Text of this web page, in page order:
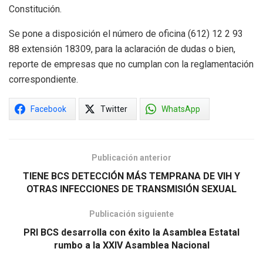
Constitución.
Se pone a disposición el número de oficina (612) 12 2 93
88 extensión 18309, para la aclaración de dudas o bien,
reporte de empresas que no cumplan con la reglamentación
correspondiente.
Facebook Twitter WhatsApp
Publicación anterior
TIENE BCS DETECCIÓN MÁS TEMPRANA DE VIH Y
OTRAS INFECCIONES DE TRANSMISIÓN SEXUAL
Publicación siguiente
PRI BCS desarrolla con éxito la Asamblea Estatal
rumbo a la XXIV Asamblea Nacional